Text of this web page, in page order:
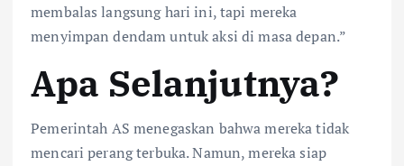
membalas langsung hari ini, tapi mereka
menyimpan dendam untuk aksi di masa depan.”
Apa Selanjutnya?
Pemerintah AS menegaskan bahwa mereka tidak
mencari perang terbuka. Namun, mereka siap